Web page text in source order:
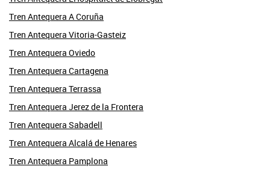
Tren Antequera A Coruña
Tren Antequera Vitoria-Gasteiz
Tren Antequera Oviedo
Tren Antequera Cartagena
Tren Antequera Terrassa
Tren Antequera Jerez de la Frontera
Tren Antequera Sabadell
Tren Antequera Alcalá de Henares
Tren Antequera Pamplona